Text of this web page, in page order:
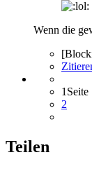
Wenn die
1 Seite
2
Teilen